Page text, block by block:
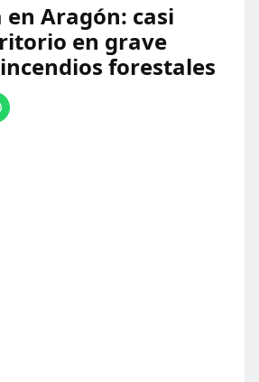
Aragón: casi
en grave
forestales